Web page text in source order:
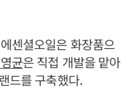
센셜오일은 화장품으
균은 직접 개발을 맡아
드를 구축했다.